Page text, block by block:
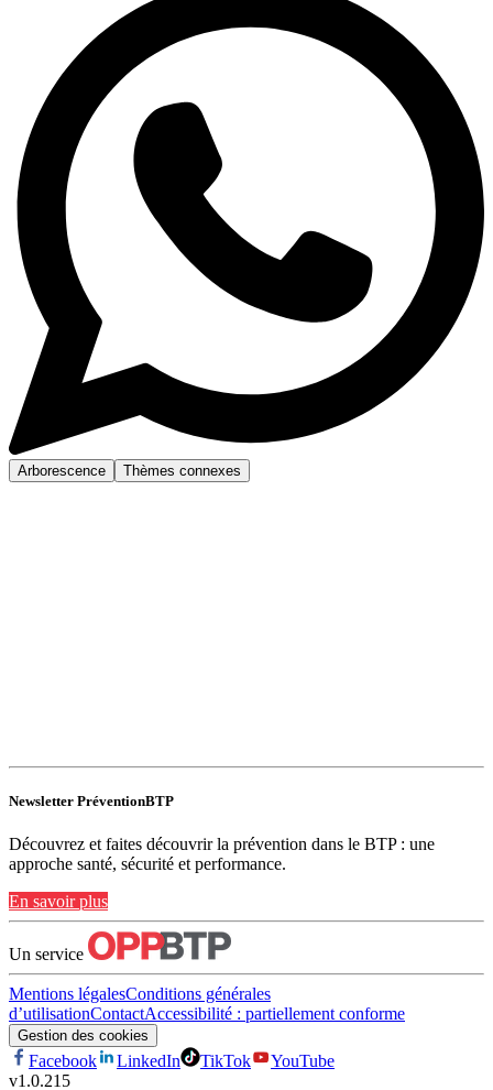
Arborescence Thèmes connexes
Newsletter PréventionBTP
Découvrez et faites découvrir la prévention dans le BTP : une
approche santé, sécurité et performance.
En savoir plus
Un service
Mentions légalesConditions générales
d’utilisationContactAccessibilité : partiellement conforme
Gestion des cookies
Facebook LinkedIn TikTok
YouTube
v1.0.215